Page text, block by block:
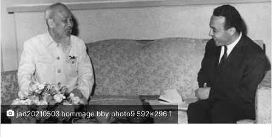
jad20210503 hommage bby photo9 592x296 1